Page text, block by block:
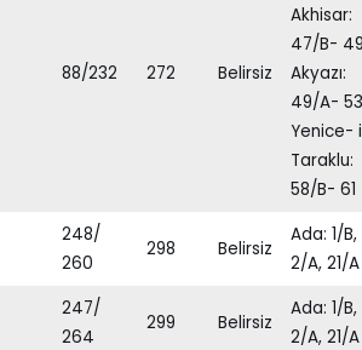
88/232 272 Belirsiz
Akhisar:
47/B-
Akyazı:
49/A- 53
Yenice- i
Taraklu:
58/B- 61
248/
260
298 Belirsiz
Ada: 1/B,
2/A, 21/A
247/
264
299 Belirsiz
Ada: 1/B,
2/A, 21/A